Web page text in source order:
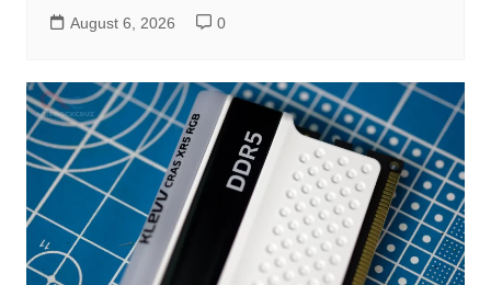
August 6, 2026 0